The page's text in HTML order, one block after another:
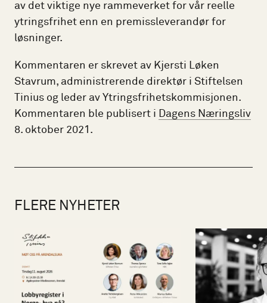
av det viktige nye rammeverket for vår reelle
ytringsfrihet enn en premissleverandør for
løsninger.
Kommentaren er skrevet av Kjersti Løken
Stavrum, administrerende direktør i Stiftelsen
Tinius og leder av Ytringsfrihetskommisjonen.
Kommentaren ble publisert i
Dagens Næringsliv
8. oktober 2021.
FLERE NYHETER